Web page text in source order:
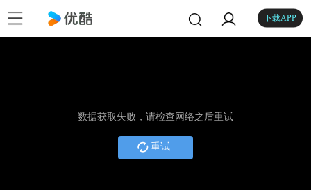
下载APP
数据获取失败，请检查网络之后重试
重试